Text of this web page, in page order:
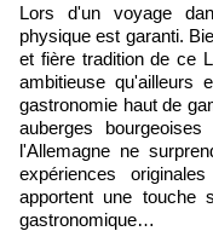
Lors d'un voyage dans le Bade-Wurtemberg, le bien-être
physique est garanti.
et fière tradition de ce
ambitieuse qu'ailleurs
gastronomie haut de
auberges
l'Allemagne ne
expériences
apportent une touche
gastronomique…